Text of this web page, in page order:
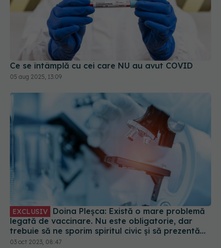
Ce se întâmplă cu cei care NU au avut COVID
05 aug 2025, 13:09
legată de vaccinare. Nu este obligatorie, dar
trebuie să ne sporim spiritul civic și să prezentăm
corect minusurile și plusurile fiecărui vaccin
03 oct 2023, 08:47